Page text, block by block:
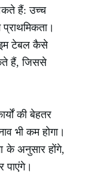
हैं: उच्च
टेबल कैसे
हैं, जिससे
की बेहतर
भी कम होगा।
के अनुसार होंगे,
पाएंगे।